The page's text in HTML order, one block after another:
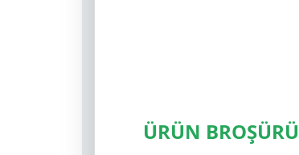
ÜRÜN BROŞÜRÜ